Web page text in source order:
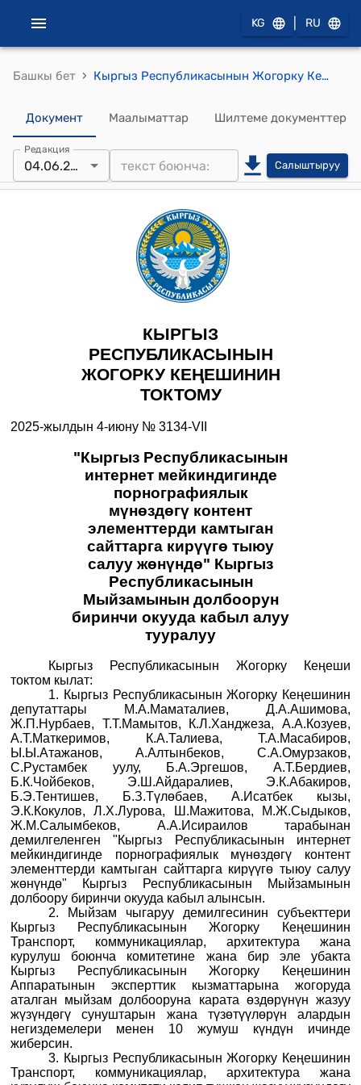
KG RU
Башкы бет › Кыргыз Республикасынын Жогорку Кеңешинин 2025-жылдын 4-июнундагы № 3134-VII "Кыргыз Республикасынын интернет мейкиндигинде порнографиялык мүнөздөгү контент элементтерди камтыган сайттарга кирүүгө тыюу салуу жөнүндө" Кыргыз Республикасынын Мыйзамынын долбоорун биринчи окууда кабыл алуу тууралуу" токтому
Документ Маалыматтар Шилтеме документтер
Редакция
04.06.2025 Салыштыруу